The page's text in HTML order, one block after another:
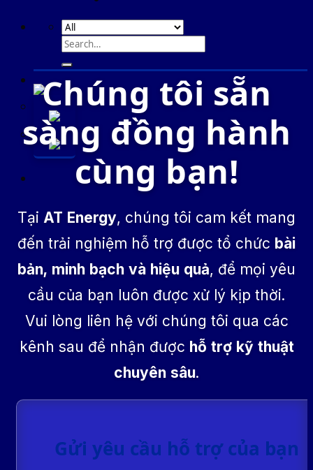
Search
for:
Chúng tôi sẵn
sàng đồng hành
cùng bạn!
Tại AT Energy, chúng tôi cam kết mang
đến trải nghiệm hỗ trợ được tổ chức bài
bản, minh bạch và hiệu quả, để mọi yêu
cầu của bạn luôn được xử lý kịp thời.
Vui lòng liên hệ với chúng tôi qua các
kênh sau để nhận được hỗ trợ kỹ thuật
chuyên sâu.
Gửi yêu cầu hỗ trợ của bạn